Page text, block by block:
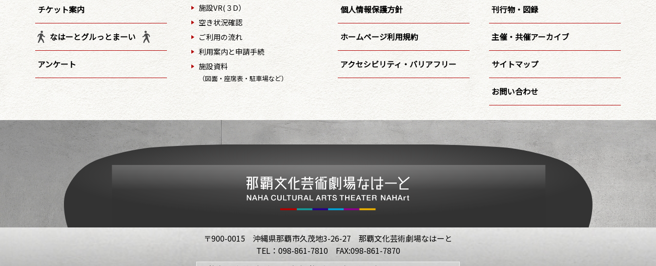
チケット案内
なはーとグルっとまーい
アンケート
施設VR(３D）
空き状況確認
ご利用の流れ
利用案内と申請手続
施設資料
（図面・座席表・駐車場など）
個人情報保護方針
ホームページ利用規約
アクセシビリティ・バリアフリー
刊行物・図録
主催・共催アーカイブ
サイトマップ
お問い合わせ
〒900-0015 沖縄県那覇市久茂地3-26-27 那覇文化芸術劇場なはーと
TEL：098-861-7810 FAX:098-861-7870